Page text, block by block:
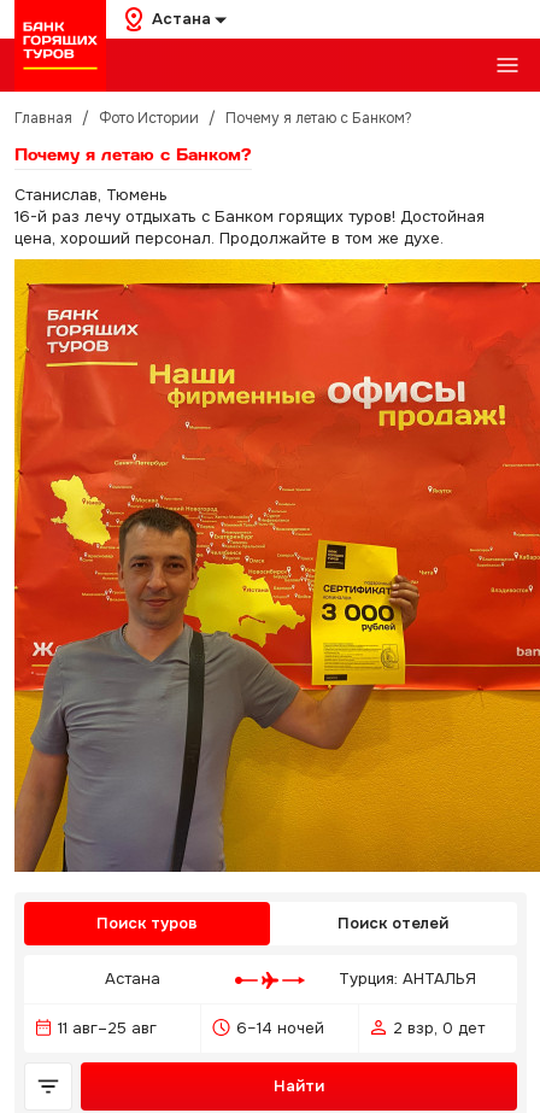
Астана
Главная / Фото Истории / Почему я летаю с Банком?
Почему я летаю с Банком?
Станислав, Тюмень
16-й раз лечу отдыхать с Банком горящих туров! Достойная
цена, хороший персонал. Продолжайте в том же духе.
Поиск туров Поиск отелей
Астана Турция: АНТАЛЬЯ
11 авг–25 авг 6–14 ночей 2 взр, 0 дет
Найти